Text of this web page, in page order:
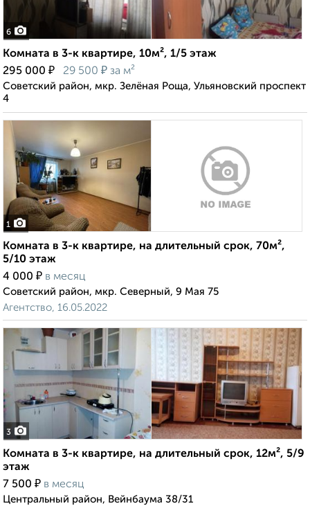
6
Комната в 3-к квартире, 10м², 1/5 этаж
295 000 ₽ 29 500 ₽ за м²
Советский район, мкр. Зелёная Роща, Ульяновский проспект
4
1
Комната в 3-к квартире, на длительный срок, 70м²,
5/10 этаж
4 000 ₽ в месяц
Советский район, мкр. Северный, 9 Мая 75
Агентство, 16.05.2022
3
Комната в 3-к квартире, на длительный срок, 12м², 5/9
этаж
7 500 ₽ в месяц
Центральный район, Вейнбаума 38/31